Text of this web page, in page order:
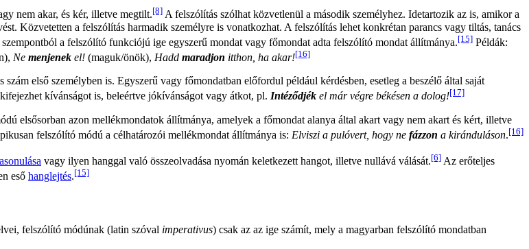
nem akar, és kér, illetve megtilt.[8] A felszólítás szólhat közvetlenül a második személyhez. Idetartozik az is, amikor a
Közvetetten a felszólítás harmadik személyre is vonatkozhat. A felszólítás lehet konkrétan parancs vagy tiltás, tanács
a felszólító funkciójú ige egyszerű mondat vagy főmondat adta felszólító mondat állítmánya.[15] Példák:
Ne menjenek el! (maguk/önök), Hadd maradjon itthon, ha akar![16]
első személyben is. Egyszerű vagy főmondatban előfordul például kérdésben, esetleg a beszélő által saját
kívánságot is, beleértve jókívánságot vagy átkot, pl. Intéződjék el már végre békésen a dolog![17]
elsősorban azon mellékmondatok állítmánya, amelyek a főmondat alanya által akart vagy nem akart és kért, illetve
felszólító módú a célhatározói mellékmondat állítmánya is: Elviszi a pulóvert, hogy ne fázzon a kiránduláson.[16]
vagy ilyen hanggal való összeolvadása nyomán keletkezett hangot, illetve nullává válását.[6] Az erőteljes
eső hanglejtés.[15]
felszólító módúnak (latin szóval imperativus) csak az az ige számít, mely a magyarban felszólító mondatban